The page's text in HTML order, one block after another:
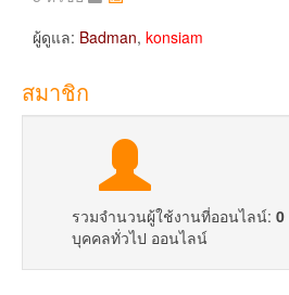
ผู้ดูแล: Badman, konsiam
สมาชิก
รวมจำนวนผู้ใช้งานที่ออนไลน์: 0
บุคคลทั่วไป ออนไลน์